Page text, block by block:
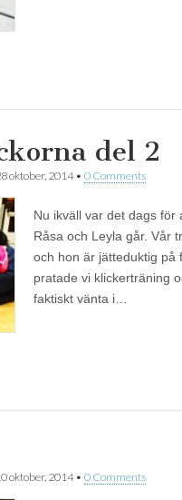
del 2
oktober, 2014• 0 Comments
Nu ikväll var det dags för
Råsa och Leyla går. Vår
och hon är jätteduktig på
pratade vi klickerträning
faktiskt vänta i…
oktober, 2014• 0 Comments